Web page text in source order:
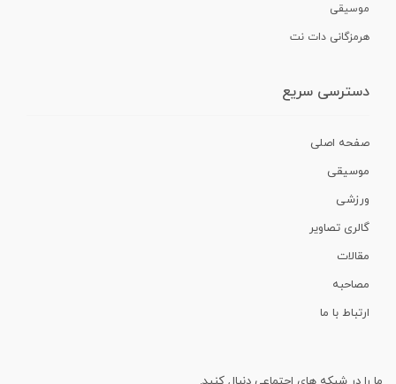
موسیقی
هرمزگانی دات نت
دسترسی سریع
صفحه اصلی
موسیقی
ورزشی
گالری تصاویر
مقالات
مصاحبه
ارتباط با ما